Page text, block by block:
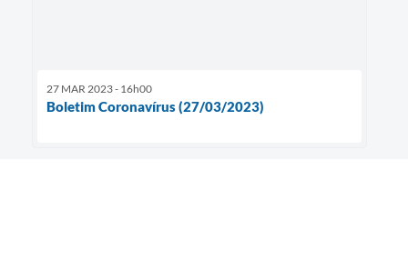
27 MAR 2023 - 16h00
Boletim Coronavírus (27/03/2023)